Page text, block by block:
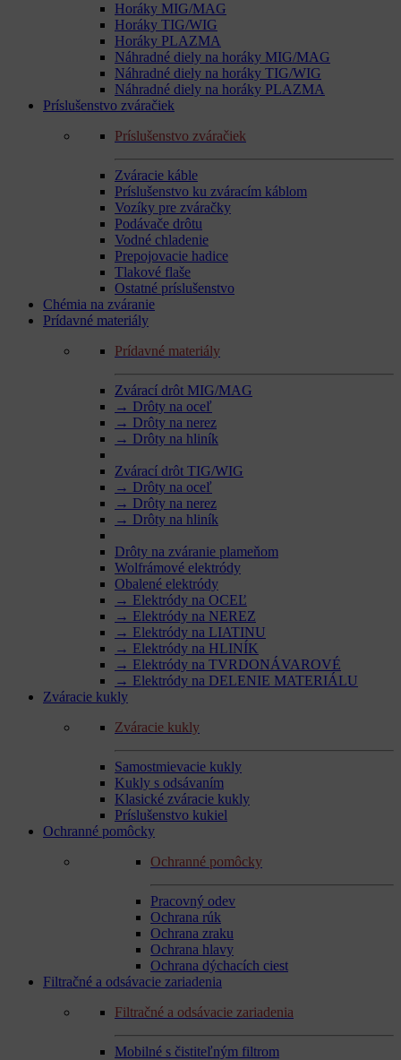
Horáky MIG/MAG
Horáky TIG/WIG
Horáky PLAZMA
Náhradné diely na horáky MIG/MAG
Náhradné diely na horáky TIG/WIG
Náhradné diely na horáky PLAZMA
Príslušenstvo zváračiek
Príslušenstvo zváračiek
Zváracie káble
Príslušenstvo ku zváracím káblom
Vozíky pre zváračky
Podávače drôtu
Vodné chladenie
Prepojovacie hadice
Tlakové flaše
Ostatné príslušenstvo
Chémia na zváranie
Prídavné materiály
Prídavné materiály
Zvárací drôt MIG/MAG
→ Drôty na oceľ
→ Drôty na nerez
→ Drôty na hliník
Zvárací drôt TIG/WIG
→ Drôty na oceľ
→ Drôty na nerez
→ Drôty na hliník
Drôty na zváranie plameňom
Wolfrámové elektródy
Obalené elektródy
→ Elektródy na OCEĽ
→ Elektródy na NEREZ
→ Elektródy na LIATINU
→ Elektródy na HLINÍK
→ Elektródy na TVRDONÁVAROVÉ
→ Elektródy na DELENIE MATERIÁLU
Zváracie kukly
Zváracie kukly
Samostmievacie kukly
Kukly s odsávaním
Klasické zváracie kukly
Príslušenstvo kukiel
Ochranné pomôcky
Ochranné pomôcky
Pracovný odev
Ochrana rúk
Ochrana zraku
Ochrana hlavy
Ochrana dýchacích ciest
Filtračné a odsávacie zariadenia
Filtračné a odsávacie zariadenia
Mobilné s čistiteľným filtrom